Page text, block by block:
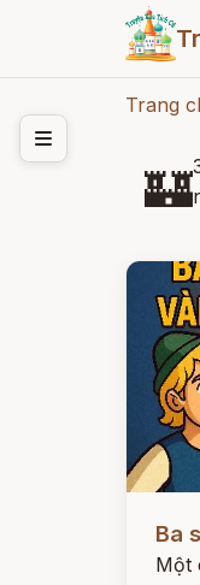
Trang
🏰
Ba
Một